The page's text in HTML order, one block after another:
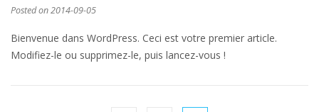
Posted on2014-09-05
Bienvenue dans WordPress. Ceci est votre premier article.
Modifiez-le ou supprimez-le, puis lancez-vous !